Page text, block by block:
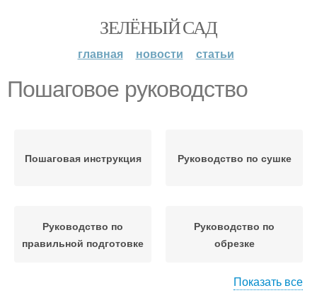
ЗЕЛЁНЫЙ САД
главная новости статьи
Пошаговое руководство
Пошаговая инструкция Руководство по сушке
Руководство по
правильной подготовке
Руководство по
обрезке
Показать все